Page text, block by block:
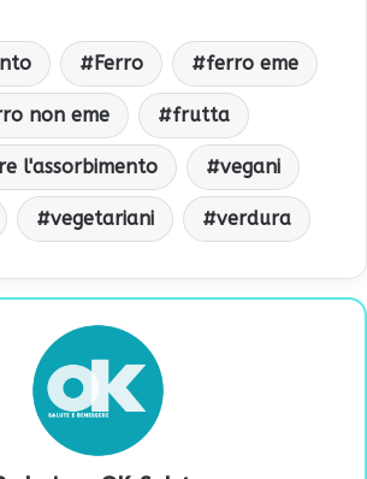
Ferro ferro eme
non eme frutta
l'assorbimento vegani
vegetariani verdura